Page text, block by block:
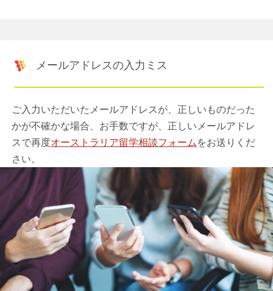
メールアドレスの入力ミス
ご入力いただいたメールアドレスが、正しいものだった
かが不確かな場合、お手数ですが、正しいメールアドレ
スで再度オーストラリア留学相談フォーム をお送りくだ
さい。